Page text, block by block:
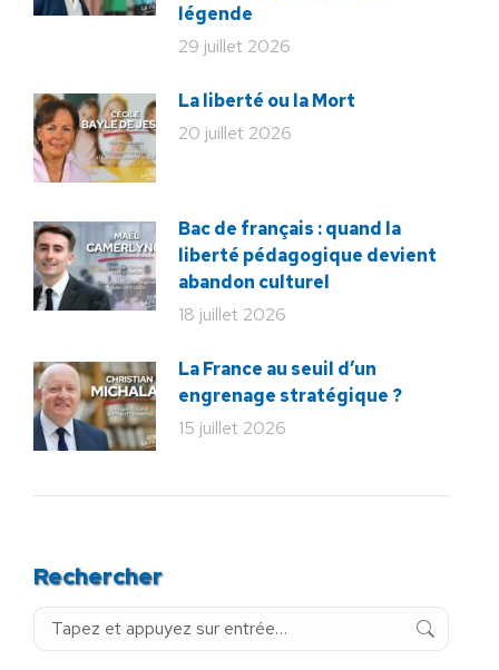
légende
29 juillet 2026
La liberté ou la Mort
20 juillet 2026
Bac de français : quand la
liberté pédagogique devient
abandon culturel
18 juillet 2026
La France au seuil d’un
engrenage stratégique ?
15 juillet 2026
Rechercher
Recherche